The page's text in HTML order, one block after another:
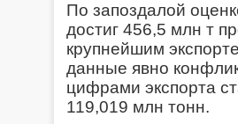
По запоздалой
достиг 456,5 млн т
крупнейшим
данные явно
цифрами экспорта
119,019 млн тонн.